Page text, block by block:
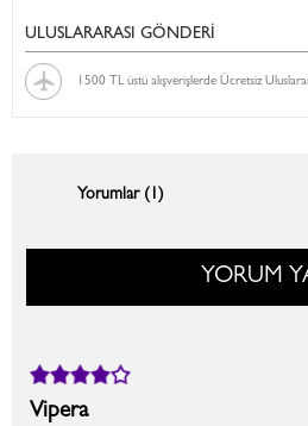
ULUSLARARASI GÖNDERİ
1500 TL üstü alışverişlerde Ücretsiz
Yorumlar (1)
YORUM
Vipera